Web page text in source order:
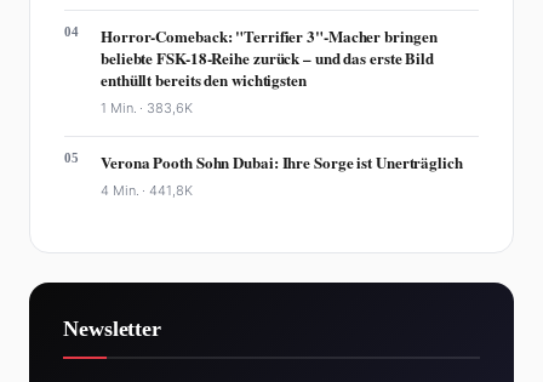
04
Horror-Comeback: "Terrifier 3"-Macher bringen
beliebte FSK-18-Reihe zurück – und das erste Bild
enthüllt bereits den wichtigsten
1 Min. · 383,6K
05 Verona Pooth Sohn Dubai: Ihre Sorge ist Unerträglich
4 Min. ·441,8K
Newsletter